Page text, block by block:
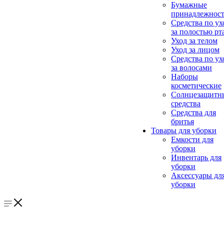
Бумажные
Средства по
за полостью
Уход за телом
Уход за лицом
Средства по
за волосами
Наборы
косметические
средства
Средства для
бритья
Товары для уборки
Емкости для
уборки
Инвентарь для
уборки
Аксессуары
уборки